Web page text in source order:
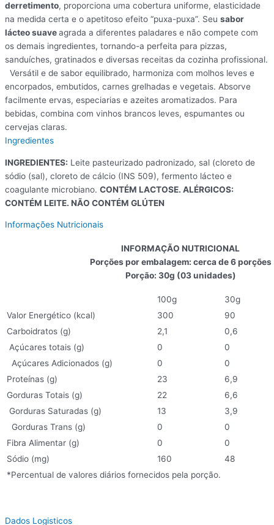
derretimento, proporciona uma cobertura uniforme, elasticidade
na medida certa e o apetitoso efeito “puxa-puxa”. Seu sabor
lácteo suaveagrada a diferentes paladares e não compete com
os demais ingredientes, tornando-a perfeita para pizzas,
sanduíches, gratinados e diversas receitas da cozinha profissional.
Versátil e de sabor equilibrado, harmoniza com molhos leves e
encorpados, embutidos, carnes grelhadas e vegetais. Absorve
facilmente ervas, especiarias e azeites aromatizados. Para
bebidas, combina com vinhos brancos leves, espumantes ou
cervejas claras.
Ingredientes
INGREDIENTES: Leite pasteurizado padronizado, sal (cloreto de
sódio (sal), cloreto de cálcio (INS 509), fermento lácteo e
coagulante microbiano. CONTÉM LACTOSE. ALÉRGICOS:
CONTÉM LEITE. NÃO CONTÉM GLÚTEN
Informações Nutricionais
INFORMAÇÃO NUTRICIONAL
Porções por embalagem: cerca de 6 porções
Porção: 30g (03 unidades)
100g
30g
Valor Energético (kcal)
300
90
Carboidratos (g)
2,1
0,6
Açúcares totais (g)
0
0
Açúcares Adicionados (g)
0
0
Proteínas (g)
23
6,9
Gorduras Totais (g)
22
6,6
Gorduras Saturadas (g)
13
3,9
Gorduras Trans (g)
0
0
Fibra Alimentar (g)
0
0
Sódio (mg)
160
48
*Percentual de valores diários fornecidos pela porção.
Dados Logisticos